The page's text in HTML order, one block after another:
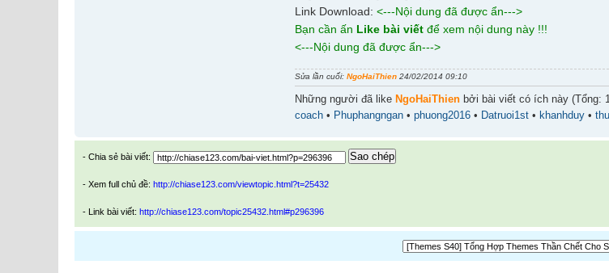
Link Download:<---Nội dung đã được ẩn--->
Bạn cần ấn Like bài viết để xem nội dung này !!!
<---Nội dung đã được ẩn--->
Sửa lần cuối:NgoHaiThien 24/02/2014 09:10
Những người đã like NgoHaiThien bởi bài viết có ích này (Tổng:
coach • Phuphangngan •phuong2016 • Datruoi1st • khanhduy •
- Chia sẻ bài viết: Sao chép
- Xem full chủ đề: http://chiase123.com/viewtopic.html?t=25432
- Link bài viết: http://chiase123.com/topic25432.html#p296396